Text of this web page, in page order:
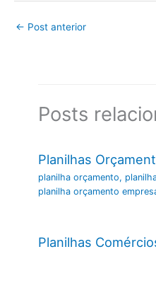
← Post anterior
Posts
Planilhas
planilha orçamento,
planilha orçamento
Planilhas